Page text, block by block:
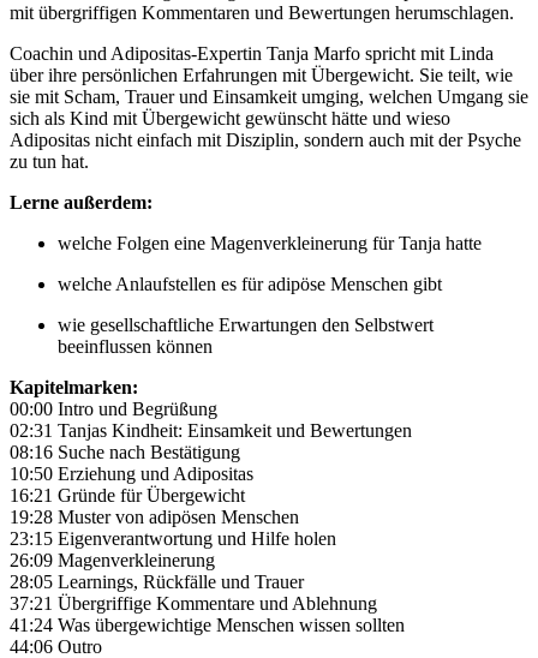
mit übergriffigen Kommentaren und Bewertungen herumschlagen.
Coachin und Adipositas-Expertin Tanja Marfo spricht mit Linda
über ihre persönlichen Erfahrungen mit Übergewicht. Sie teilt, wie
sie mit Scham, Trauer und Einsamkeit umging, welchen Umgang sie
sich als Kind mit Übergewicht gewünscht hätte und wieso
Adipositas nicht einfach mit Disziplin, sondern auch mit der Psyche
zu tun hat.
Lerne außerdem:
welche Folgen eine Magenverkleinerung für Tanja hatte
welche Anlaufstellen es für adipöse Menschen gibt
wie gesellschaftliche Erwartungen den Selbstwert
beeinflussen können
Kapitelmarken:
00:00 Intro und Begrüßung
02:31 Tanjas Kindheit: Einsamkeit und Bewertungen
08:16 Suche nach Bestätigung
10:50 Erziehung und Adipositas
16:21 Gründe für Übergewicht
19:28 Muster von adipösen Menschen
23:15 Eigenverantwortung und Hilfe holen
26:09 Magenverkleinerung
28:05 Learnings, Rückfälle und Trauer
37:21 Übergriffige Kommentare und Ablehnung
41:24 Was übergewichtige Menschen wissen sollten
44:06 Outro